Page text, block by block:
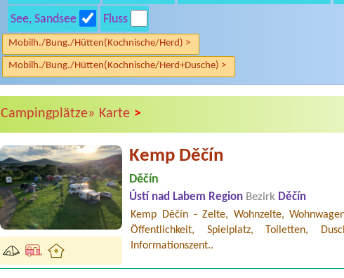
See, Sandsee Fluss
Mobilh./Bung./Hütten(Kochnische/Herd) >
Mobilh./Bung./Hütten(Kochnische/Herd+Dusche) >
Campingplätze» Karte >
Kemp Děčín
Děčín
Ústí nad Labem Region Bezirk Děčín
Kemp Děčín - Zelte, Wohnzelte,
Öffentlichkeit, Spielplatz, Toiletten,
Informationszent..